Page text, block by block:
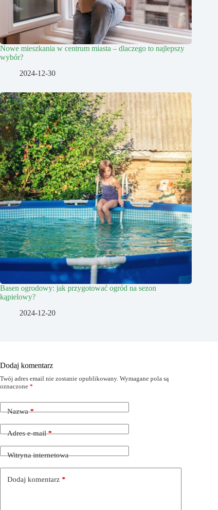
Nowe mieszkania w centrum miasta – dlaczego to najlepszy
wybór?
2024-12-30
Basen ogrodowy: jak przygotować ogród na sezon
kąpielowy?
2024-12-20
Dodaj komentarz
Twój adres email nie zostanie opublikowany. Wymagane pola są
oznaczone *
Nazwa*
Adres e-mail*
Witryna internetowa
Dodaj komentarz *